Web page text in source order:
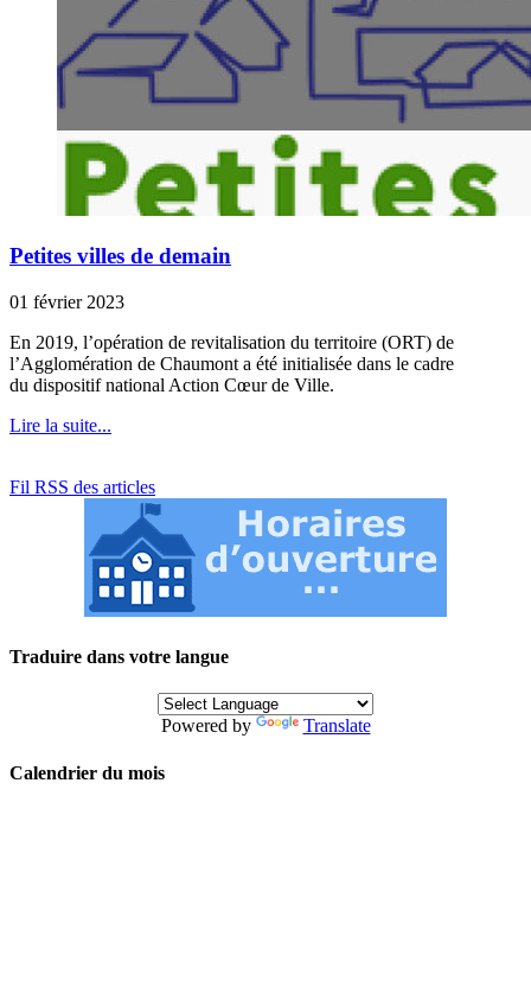
Petites villes de demain
01 février 2023
En 2019, l’opération de revitalisation du territoire (ORT) de
l’Agglomération de Chaumont a été initialisée dans le cadre
du dispositif national Action Cœur de Ville.
Lire la suite...
Fil RSS des articles
Traduire dans votre langue
Powered by Translate
Calendrier du mois